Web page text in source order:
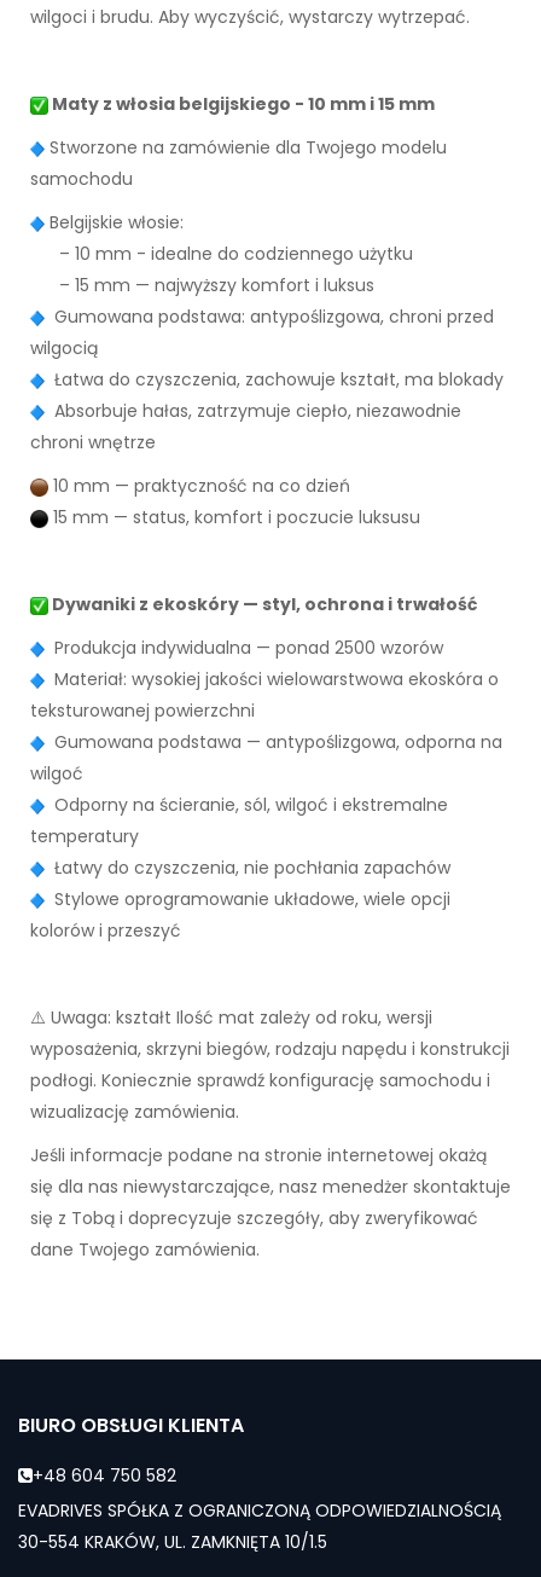
wilgoci i brudu. Aby wyczyścić, wystarczy wytrzepać.
Maty z włosia belgijskiego - 10 mm i 15 mm
Stworzone na zamówienie dla Twojego modelu
samochodu
Belgijskie włosie:
– 10 mm - idealne do codziennego użytku
– 15 mm — najwyższy komfort i luksus
Gumowana podstawa: antypoślizgowa, chroni przed
wilgocią
Łatwa do czyszczenia, zachowuje kształt, ma blokady
Absorbuje hałas, zatrzymuje ciepło, niezawodnie
chroni wnętrze
10 mm — praktyczność na co dzień
15 mm — status, komfort i poczucie luksusu
Dywaniki z ekoskóry — styl, ochrona i trwałość
Produkcja indywidualna — ponad 2500 wzorów
Materiał: wysokiej jakości wielowarstwowa ekoskóra o
teksturowanej powierzchni
Gumowana podstawa — antypoślizgowa, odporna na
wilgoć
Odporny na ścieranie, sól, wilgoć i ekstremalne
temperatury
Łatwy do czyszczenia, nie pochłania zapachów
Stylowe oprogramowanie układowe, wiele opcji
kolorów i przeszyć
⚠️ Uwaga: kształt Ilość mat zależy od roku, wersji
wyposażenia, skrzyni biegów, rodzaju napędu i konstrukcji
podłogi. Koniecznie sprawdź konfigurację samochodu i
wizualizację zamówienia.
Jeśli informacje podane na stronie internetowej okażą
się dla nas niewystarczające, nasz menedżer skontaktuje
się z Tobą i doprecyzuje szczegóły, aby zweryfikować
dane Twojego zamówienia.
BIURO OBSŁUGI KLIENTA
+48 604 750 582
EVADRIVES SPÓŁKA Z OGRANICZONĄ ODPOWIEDZIALNOŚCIĄ
30-554 KRAKÓW, UL. ZAMKNIĘTA 10/1.5